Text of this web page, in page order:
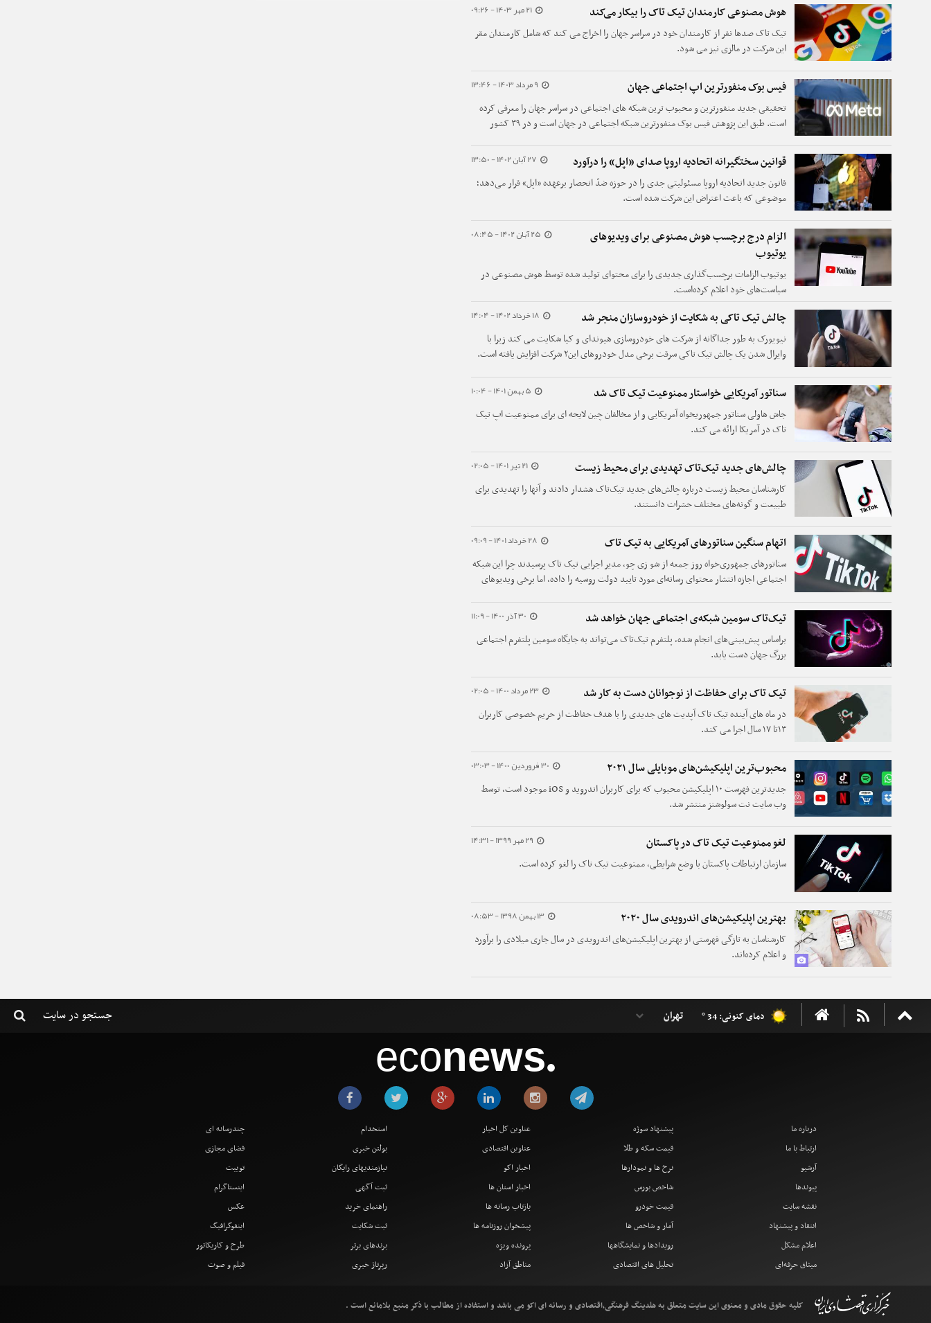
21 مهر 1403 - 09:26 هوش مصنوعی کارمندان تیک تاک را بیکار می‌کند
تیک تاک صدها نفر از کارمندان خود در سراسر جهان را اخراج می کند که شامل کارمندان مقر
این شرکت در مالزی نیز می شود.
9 مرداد 1403 - 13:46 فیس بوک منفورترین اپ اجتماعی جهان
تحقیقی جدید منفورترین و محبوب ترین شبکه های اجتماعی در سراسر جهان را معرفی کرده
است. طبق این پژوهش فیس بوک منفورترین شبکه اجتماعی در جهان است و در ۳۹ کشور
27 آبان 1402 - 13:50 قوانین سختگیرانه اتحادیه اروپا صدای «اپل» را درآورد
قانون جدید اتحادیه اروپا مسئولیتی جدی را در حوزه ضدّ انحصار برعهده «اپل» قرار می‌دهد؛
موضوعی که باعث اعتراض این شرکت شده است.
25 آبان 1402 - 08:45
الزام درج برچسب هوش مصنوعی برای ویدیوهای
یوتیوب
یوتیوب الزامات برچسب‌گذاری جدیدی را برای محتوای تولید شده توسط هوش مصنوعی در
سیاست‌های خود اعلام کرده‌است.
18 خرداد 1402 - 14:04 چالش تیک تاکی به شکایت از خودروسازان منجر شد
نیویورک به طور جداگانه از شرکت های خودروسازی هیوندای و کیا شکایت می کند زیرا با
وایرال شدن یک چالش تیک تاکی سرقت برخی مدل خودروهای این۲ شرکت افزایش یافته است.
5 بهمن 1401 - 10:04 سناتور آمریکایی خواستار ممنوعیت تیک تاک شد
جاش هاولی سناتور جمهوریخواه آمریکایی و از مخالفان چین لایحه ای برای ممنوعیت اپ تیک
تاک در آمریکا ارائه می کند.
21 تیر 1401 - 02:05 چالش‌های جدید تیک‌تاک تهدیدی برای محیط زیست
کارشناسان محیط زیست درباره چالش‌های جدید تیک‌تاک هشدار دادند و آنها را تهدیدی برای
طبیعت و گونه‌های مختلف حشرات دانستند.
28 خرداد 1401 - 09:09 اتهام سنگین سناتورهای آمریکایی به تیک تاک
سناتورهای جمهوری‌خواه روز جمعه از شو زی چو، مدیر اجرایی تیک تاک پرسیدند چرا این شبکه
اجتماعی اجازه انتشار محتوای رسانه‌ای مورد تایید دولت روسیه را داده، اما برخی ویدیوهای
30 آذر 1400 - 11:09 تیک‌تاک سومین شبکه‌ی اجتماعی جهان خواهد شد
براساس پیش‌بینی‌های انجام شده، پلتفرم تیک‌تاک می‌تواند به جایگاه سومین پلتفرم اجتماعی
بزرگ جهان دست یابد.
23 مرداد 1400 - 02:05 تیک تاک برای حفاظت از نوجوانان دست به کار شد
در ماه های آینده تیک تاک آپدیت های جدیدی را با هدف حفاظت از حریم خصوصی کاربران
۱۳تا ۱۷ سال اجرا می کند.
30 فروردین 1400 - 03:03 محبوب‌ترین اپلیکیشن‌های موبایلی سال ۲۰۲۱
جدیدترین فهرست ۱۰ اپلیکیشن محبوب که برای کاربران اندروید و iOS موجود است، توسط
وب سایت نت سولوشنز منتشر شد.
29 مهر 1399 - 14:31 لغو ممنوعیت تیک تاک در پاکستان
سازمان ارتباطات پاکستان با وضع شرایطی، ممنوعیت تیک تاک را لغو کرده است.
13 بهمن 1398 - 08:53 بهترین اپلیکیشن‌های اندرویدی سال ۲۰۲۰
کارشناسان به تازگی فهرستی از بهترین اپلیکیشن‌های اندرویدی در سال جاری میلادی را برآورد
و اعلام کرده‌اند.
دمای کنونی: 34 °
econews●
درباره ما
ارتباط با ما
آرشیو
پیوندها
نقشه سایت
انتقاد و پیشنهاد
اعلام مشکل
میثاق حرفه‌ای
پیشنهاد سوژه
قیمت سکه و طلا
نرخ ها و نمودارها
شاخص بورس
قیمت خودرو
آمار و شاخص ها
رویدادها و نمایشگاهها
تحلیل های اقتصادی
عناوین کل اخبار
عناوین اقتصادی
اخبار اکو
اخبار استان ها
بازتاب رسانه ها
پیشخوان روزنامه ها
پرونده ویژه
مناطق آزاد
استخدام
بولتن خبری
نیازمندیهای رایگان
ثبت آگهی
راهنمای خرید
ثبت شکایت
برندهای برتر
رپرتاژ خبری
چندرسانه ای
فضای مجازی
توییت
اینستاگرام
عکس
اینفوگرافیگ
طرح و کاریکاتور
فیلم و صوت
کلیه حقوق مادی و معنوی این سایت متعلق به هلدینگ فرهنگی،اقتصادی و رسانه ای اکو می باشد و استفاده از مطالب با ذکر منبع بلامانع است .